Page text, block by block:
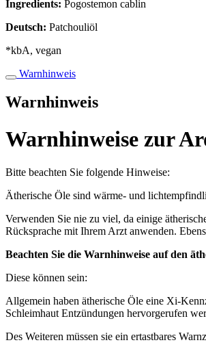
Ingredients: Pogostemon cablin
Deutsch: Patchouliöl
*kbA, vegan
Warnhinweis
Warnhinweis
Warnhinweise zur
Bitte beachten Sie folgende Hinweise:
Ätherische Öle sind wärme- und
Verwenden Sie nie zu viel, da einige
Rücksprache mit Ihrem Arzt anwenden.
Beachten Sie die Warnhinweise auf den
Diese können sein:
Allgemein haben ätherische Öle eine Xi-
Schleimhaut Entzündungen hervorgerufen
Des Weiteren müssen sie ein ertastbares